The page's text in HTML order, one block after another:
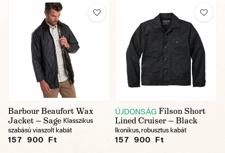
Barbour Beaufort Wax
Jacket — Sage Klasszikus
szabású viaszolt kabát
157 900 Ft
ÚJDONSÁG Filson Short
Lined Cruiser — Black
Ikonikus, robusztus kabát
157 900 Ft